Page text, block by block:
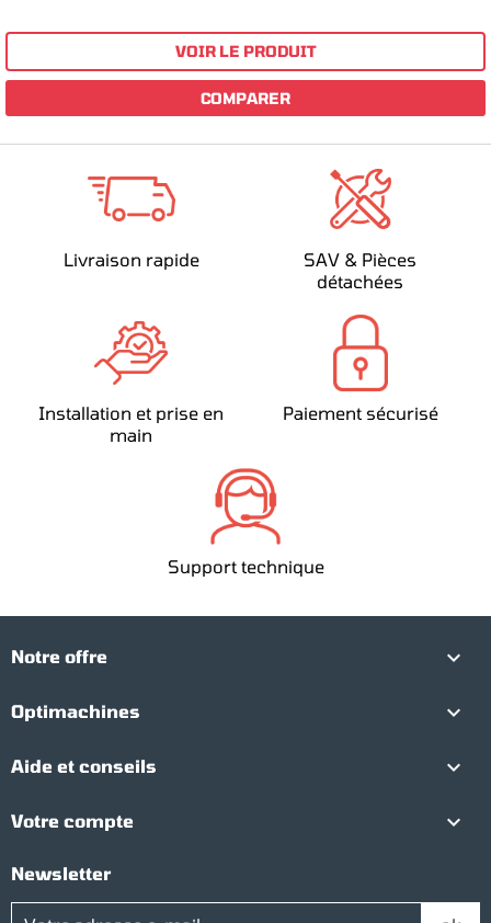
VOIR LE PRODUIT
COMPARER
Livraison rapide
SAV & Pièces
détachées
Installation et prise en
main
Paiement sécurisé
Support technique
Notre offre 
Optimachines 
Aide et conseils 
Votre compte 
Newsletter